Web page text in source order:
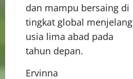
dan mampu bersaing di
tingkat global menjelang
usia lima abad pada
tahun depan.
Ervinna